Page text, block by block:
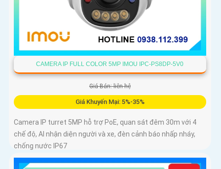
CAMERA IP FULL COLOR 5MP IMOU IPC-PS8DP-5V0
Giá Bán: liên hệ
Giá Khuyến Mại: 5%-35%
Camera IP turret 5MP hỗ trợ PoE, quan sát đêm 30m với 4
chế độ, AI nhận diện người và xe, đèn cảnh báo nhấp nháy,
chống nước IP67